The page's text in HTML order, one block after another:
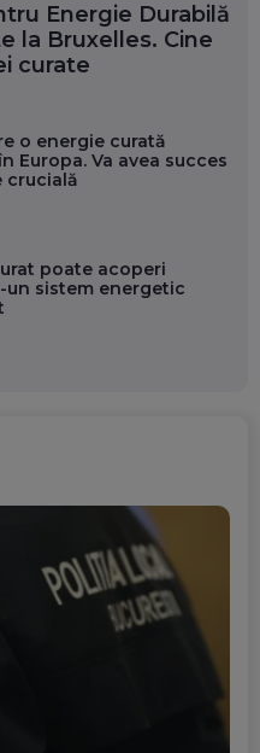
Energie Durabilă
la Bruxelles. Cine
curate
o energie curată
Europa. Va avea succes
crucială
poate acoperi
sistem energetic